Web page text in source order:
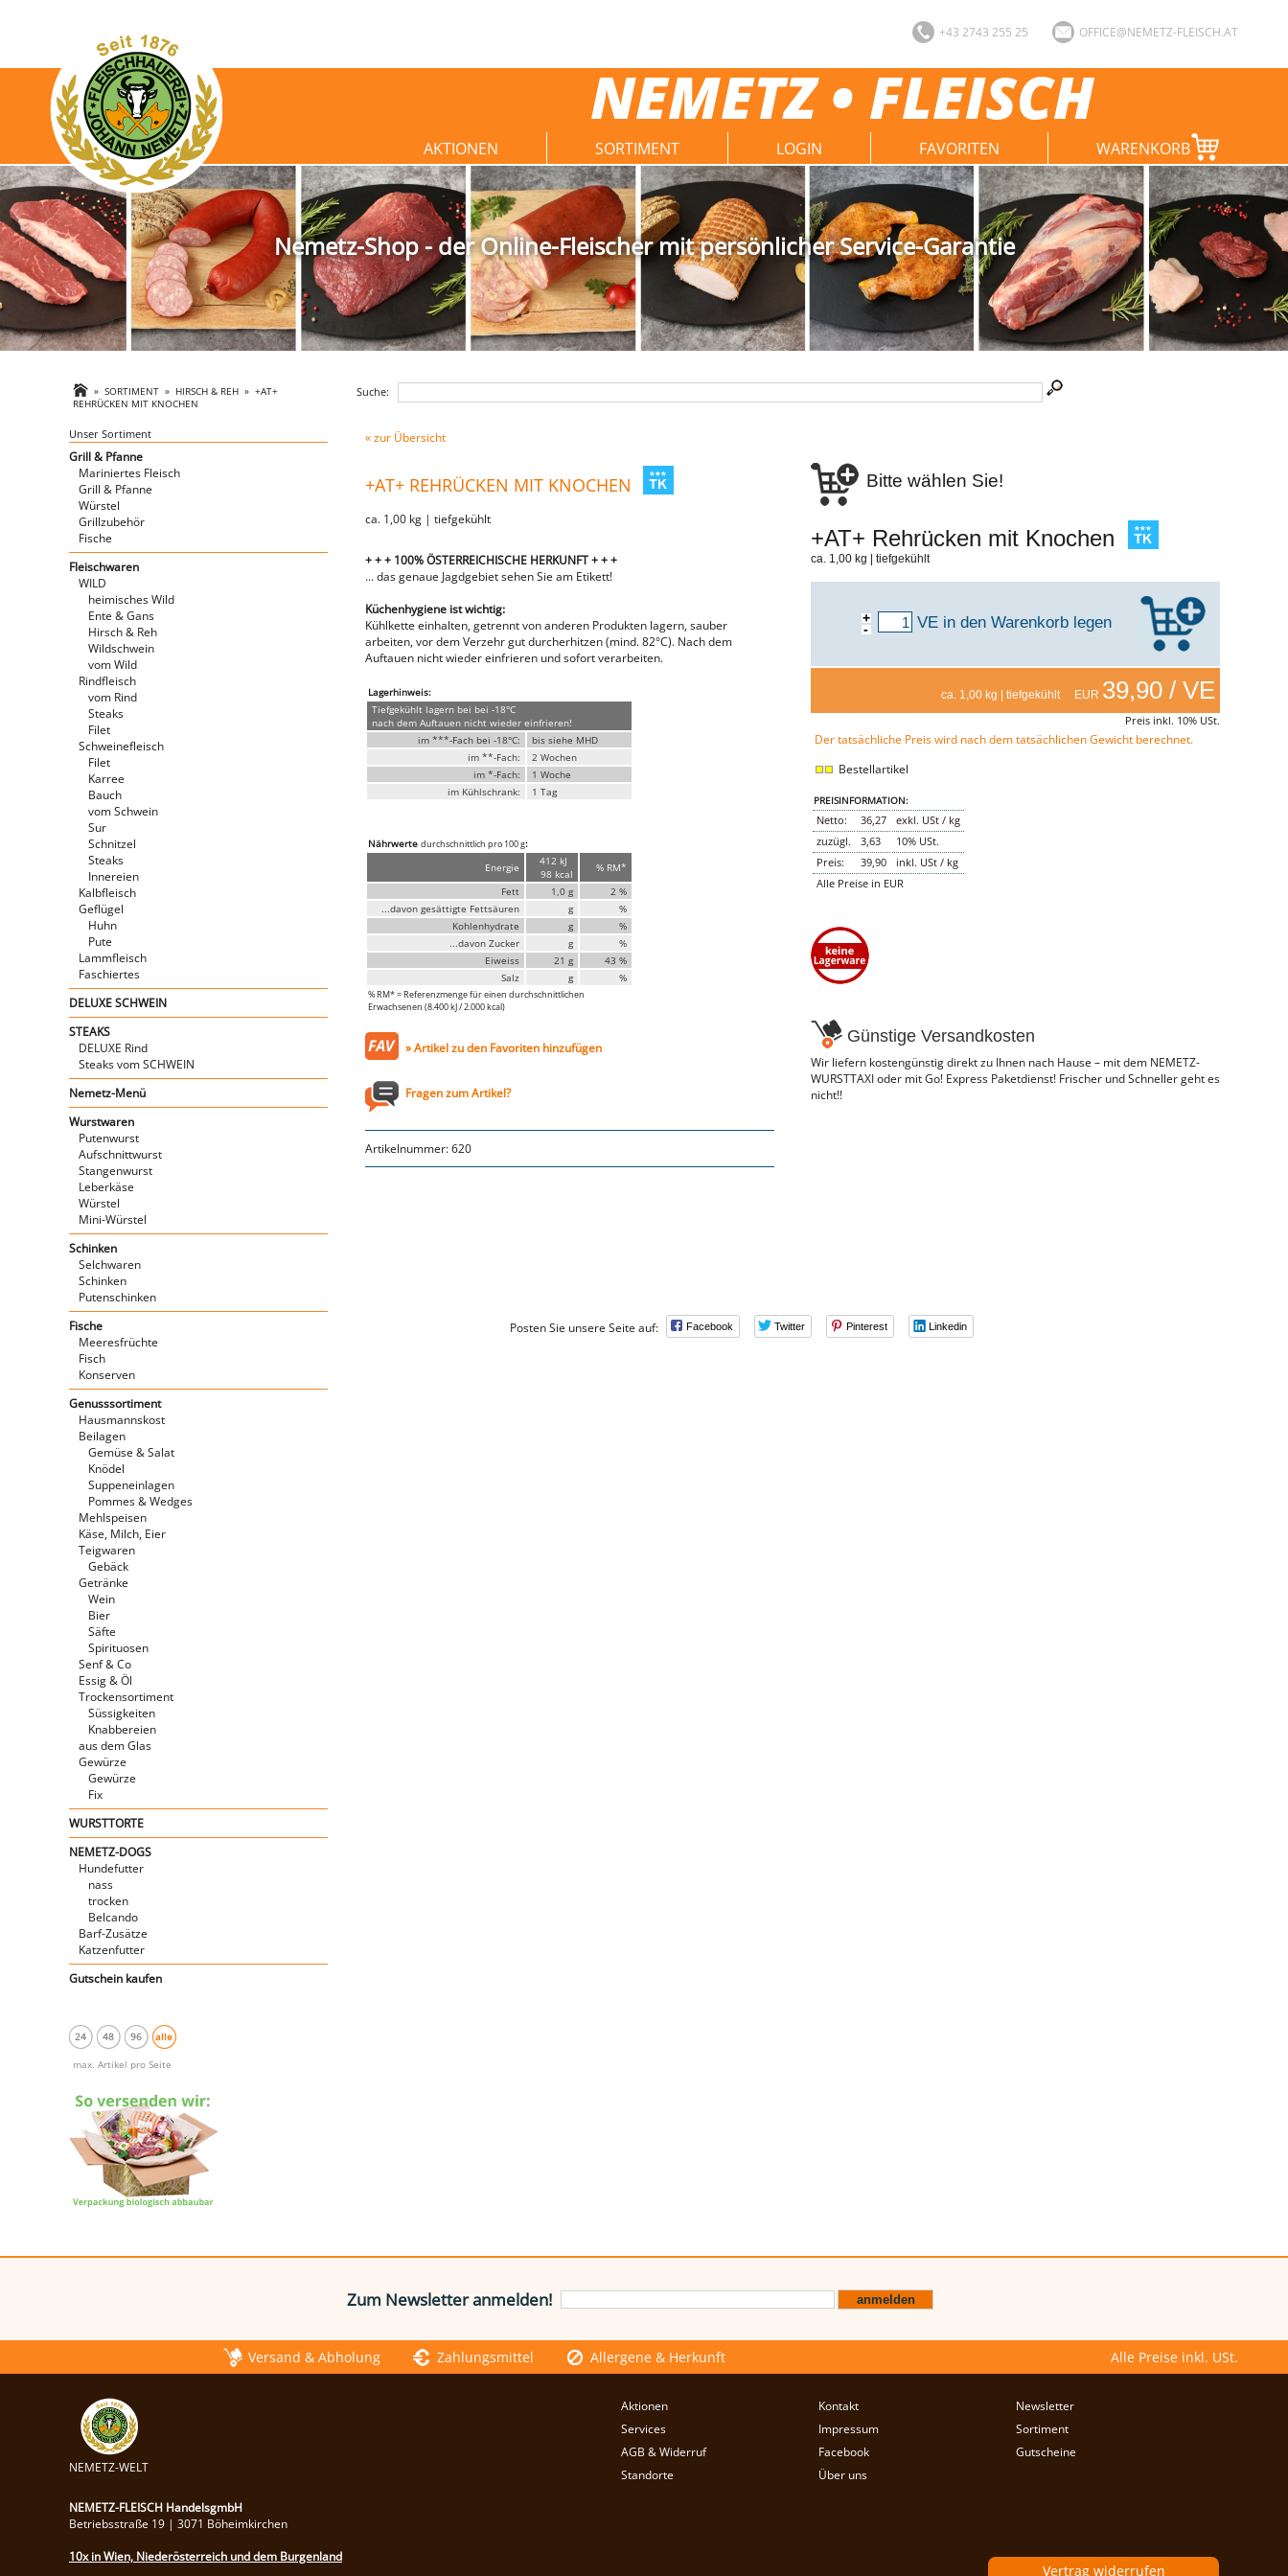
NEMETZ • FLEISCH
+43 2743 255 25 OFFICE@NEMETZ-FLEISCH.AT
AKTIONEN SORTIMENT LOGIN FAVORITEN WARENKORB
Nemetz-Shop - der Online-Fleischer mit persönlicher Service-Garantie
»SORTIMENT » HIRSCH & REH »+AT+
REHRÜCKEN MIT KNOCHEN
Suche:
Unser Sortiment
Grill & Pfanne
Mariniertes Fleisch
Grill & Pfanne
Würstel
Grillzubehör
Fische
Fleischwaren
WILD
heimisches Wild
Ente & Gans
Hirsch & Reh
Wildschwein
vom Wild
Rindfleisch
vom Rind
Steaks
Filet
Schweinefleisch
Filet
Karree
Bauch
vom Schwein
Sur
Schnitzel
Steaks
Innereien
Kalbfleisch
Geflügel
Huhn
Pute
Lammfleisch
Faschiertes
DELUXE SCHWEIN
STEAKS
DELUXE Rind
Steaks vom SCHWEIN
Nemetz-Menü
Wurstwaren
Putenwurst
Aufschnittwurst
Stangenwurst
Leberkäse
Würstel
Mini-Würstel
Schinken
Selchwaren
Schinken
Putenschinken
Fische
Meeresfrüchte
Fisch
Konserven
Genusssortiment
Hausmannskost
Beilagen
Gemüse & Salat
Knödel
Suppeneinlagen
Pommes & Wedges
Mehlspeisen
Käse, Milch, Eier
Teigwaren
Gebäck
Getränke
Wein
Bier
Säfte
Spirituosen
Senf & Co
Essig & Öl
Trockensortiment
Süssigkeiten
Knabbereien
aus dem Glas
Gewürze
Gewürze
Fix
WURSTTORTE
NEMETZ-DOGS
Hundefutter
nass
trocken
Belcando
Barf-Zusätze
Katzenfutter
Gutschein kaufen
24 48 96 alle
max. Artikel pro Seite
« zur Übersicht
+AT+ REHRÜCKEN MIT KNOCHEN
ca. 1,00 kg | tiefgekühlt
+ + + 100% ÖSTERREICHISCHE HERKUNFT + + +
... das genaue Jagdgebiet sehen Sie am Etikett!
Küchenhygiene ist wichtig:
Kühlkette einhalten, getrennt von anderen Produkten lagern, sauber
arbeiten, vor dem Verzehr gut durcherhitzen (mind. 82°C). Nach dem
Auftauen nicht wieder einfrieren und sofort verarbeiten.
Lagerhinweis:
Tiefgekühlt lagern bei bei -18°C
nach dem Auftauen nicht wieder einfrieren!
im ***-Fach bei -18°C:
bis siehe MHD
im **-Fach:
2 Wochen
im *-Fach:
1 Woche
im Kühlschrank:
1 Tag
Nährwerte durchschnittlich pro 100 g:
Energie
412 kJ
98 kcal
% RM*
Fett
1,0 g
2 %
...davon gesättigte Fettsäuren
g
%
Kohlenhydrate
g
%
...davon Zucker
g
%
Eiweiss
21 g
43 %
Salz
g %
% RM* = Referenzmenge für einen durchschnittlichen
Erwachsenen (8.400 kJ / 2.000 kcal)
» Artikel zu den Favoriten hinzufügen
Fragen zum Artikel?
Artikelnummer:620
Bitte wählen Sie!
+AT+ Rehrücken mit Knochen
ca. 1,00 kg | tiefgekühlt
+
- VEin den Warenkorb legen
ca. 1,00 kg | tiefgekühlt EUR 39,90 / VE
Preis inkl. 10% USt.
Der tatsächliche Preis wird nach dem tatsächlichen Gewicht berechnet.
Bestellartikel
PREISINFORMATION:
Netto: 36,27
exkl. USt / kg
zuzügl.
3,63
10% USt.
Preis:
39,90
inkl. USt / kg
Alle Preise in EUR
Günstige Versandkosten
Wir liefern kostengünstig direkt zu Ihnen nach Hause – mit dem NEMETZ-
WURSTTAXI oder mit Go! Express Paketdienst! Frischer und Schneller geht es
nicht!!
Posten Sie unsere Seite auf: Facebook Twitter Pinterest Linkedin
Zum Newsletter anmelden!
Versand & Abholung Zahlungsmittel Allergene & Herkunft Alle Preise inkl. USt.
NEMETZ-WELT
Aktionen Kontakt
Newsletter
Services
Impressum
Sortiment
AGB & Widerruf
Facebook
Gutscheine
Standorte
Über uns
NEMETZ-FLEISCH HandelsgmbH
Betriebsstraße 19 | 3071 Böheimkirchen
10x in Wien, Niederösterreich und dem Burgenland
Vertrag widerrufen